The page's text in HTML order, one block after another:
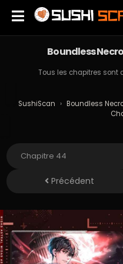
Boundless
Tous les chapitres sont
SushiScan › Boundless
Précédent